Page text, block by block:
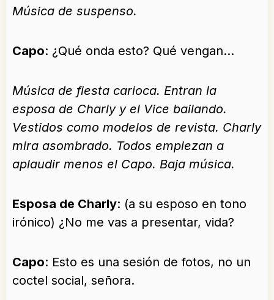
Música de suspenso.
Capo: ¿Qué onda esto? Qué vengan…
Música de fiesta carioca. Entran la
esposa de Charly y el Vice bailando.
Vestidos como modelos de revista. Charly
mira asombrado. Todos empiezan a
aplaudir menos el Capo. Baja música.
Esposa de Charly: (a su esposo en tono
irónico) ¿No me vas a presentar, vida?
Capo: Esto es una sesión de fotos, no un
coctel social, señora.